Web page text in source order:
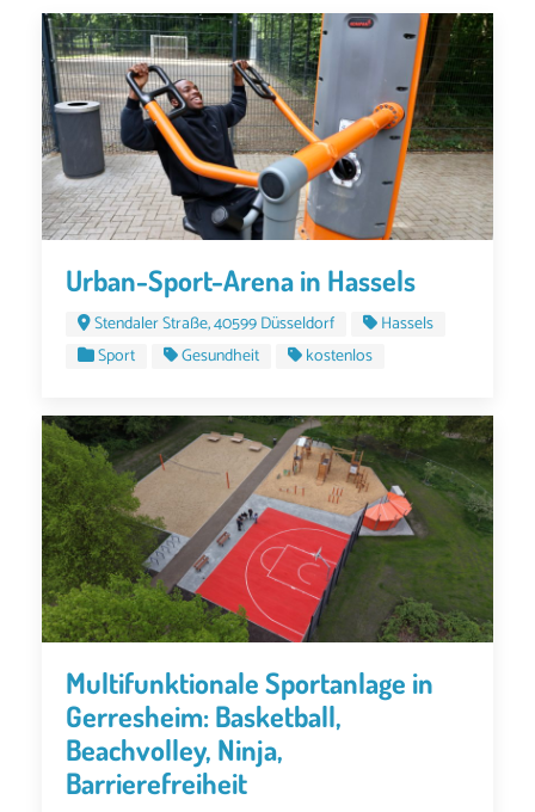
Urban-Sport-Arena in Hassels
Stendaler Straße, 40599 Düsseldorf
Hassels
Sport
Gesundheit kostenlos
Multifunktionale Sportanlage in
Gerresheim: Basketball,
Beachvolley, Ninja,
Barrierefreiheit